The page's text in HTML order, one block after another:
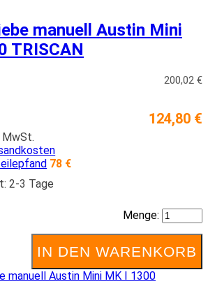
manuell Austin Mini
TRISCAN
200,02 €
124,80 €
MwSt.
78 €
2-3 Tage
Menge:
IN DEN WARENKORB